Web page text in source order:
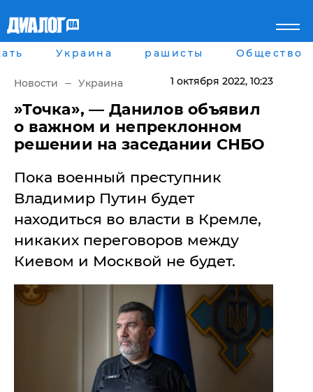
Главная
рассея
Мир
Беларусь
Военное обозрение
Наука и Техника
Мнение
Блоги
Пресса
Шоу-биз
Здоровье
Спорт
Города
Харьков
Днепр
Львов
Война на Донбассе и в
Крыму
Лайф стайл
Здоровье
Помощь проекту
Стиль Диалога
Шоу-биз
Культура
Общество
Украина рашисты Общество
Новости Украина 1 октября 2022, 10:23
​»Точка», — Данилов объявил
о важном и непреклонном
решении на заседании СНБО
Пока военный преступник
Владимир Путин будет
находиться во власти в Кремле,
никаких переговоров между
Киевом и Москвой не будет.